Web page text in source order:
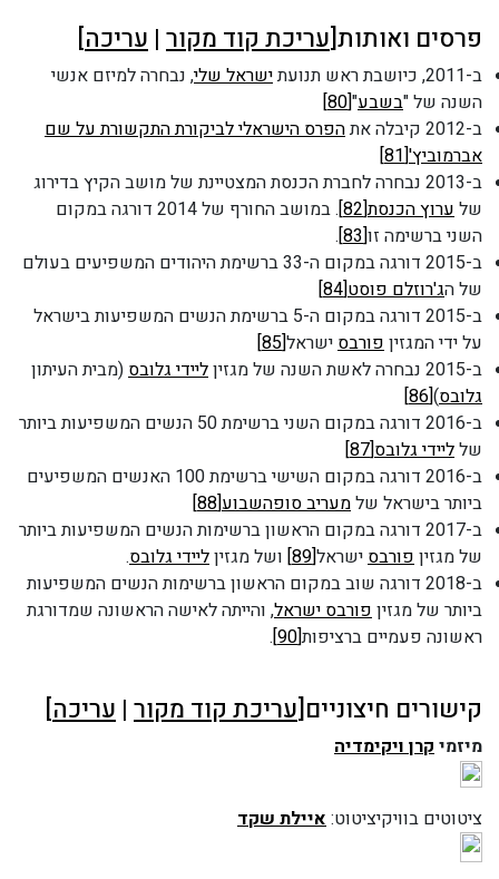
פרסים ואותות[עריכת קוד מקור | עריכה]
ב-2011, כיושבת ראש תנועת ישראל שלי, נבחרה למיזם אנשי
השנה של "בשבע"
[80]
ב-2012 קיבלה את
הפרס הישראלי לביקורת התקשורת על שם
אברמוביץ'[81]
ב-2013 נבחרה לחברת הכנסת המצטיינת של מושב הקיץ בדירוג
שלערוץ הכנסת[82]
. במושב החורף של 2014 דורגה במקום
השני ברשימה זו[83]
.
ב-2015 דורגה במקום ה-33 ברשימת היהודים המשפיעים בעולם
של הג'רוזלם פוסט[84]
ב-2015 דורגה במקום ה-5 ברשימת הנשים המשפיעות בישראל
על ידי המגזיןפורבסישראל[85]
ב-2015 נבחרה לאשת השנה של מגזין
ליידי גלובס(מבית העיתון
גלובס)
[86]
ב-2016 דורגה במקום השני ברשימת 50 הנשים המשפיעות ביותר
שלליידי גלובס[87]
ב-2016 דורגה במקום השישי ברשימת 100 האנשים המשפיעים
ביותר בישראל שלמעריב סופהשבוע[88]
ב-2017 דורגה במקום הראשון ברשימות הנשים המשפיעות ביותר
של מגזיןפורבסישראל[89] ושל מגזיןליידי גלובס.
ב-2018 דורגה שוב במקום הראשון ברשימות הנשים המשפיעות
ביותר של מגזיןפורבס ישראל, והייתה לאישה הראשונה שמדורגת
ראשונה פעמיים ברציפות[90]
.
קישורים חיצוניים[עריכת קוד מקור | עריכה]
מיזמיקרן ויקימדיה
ציטוטים בוויקיציטוט:איילת שקד